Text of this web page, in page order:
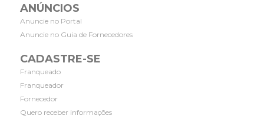
ANÚNCIOS
Anuncie no Portal
Anuncie no Guia de Fornecedores
CADASTRE-SE
Franqueado
Franqueador
Fornecedor
Quero receber informações